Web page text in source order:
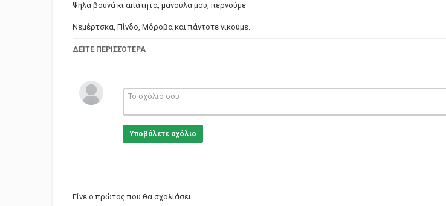
Ψηλά βουνά κι απάτητα, μανούλα μου, περνούμε
Νεμέρτσκα, Πίνδο, Μόροβα και πάντοτε νικούμε.
γρήγορα θα νικήσουμε και θα βρεθώ κοντά σου.
Κι αν δεν γυρίσω, μάνα μου, μη κλάψεις, μη πονέσεις
τη νίκη να 'χεις για χαρά και μη μαυροφορέσεις.
ΔΕΊΤΕ ΠΕΡΙΣΣΌΤΕΡΑ
Υποβάλετε σχόλιο
Γίνε ο πρώτος που θα σχολιάσει